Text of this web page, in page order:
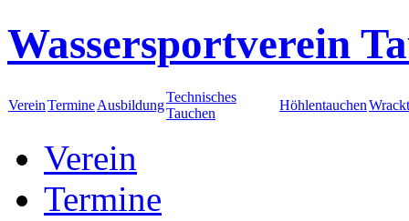
Wassersportverein
VereinTermineAusbildung
Technisches
Tauchen
Höhlentauchen
Verein
Termine